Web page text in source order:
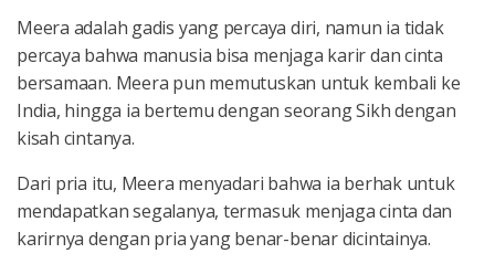
Meera adalah gadis yang percaya diri, namun ia tidak
percaya bahwa manusia bisa menjaga karir dan cinta
bersamaan. Meera pun memutuskan untuk kembali ke
India, hingga ia bertemu dengan seorang Sikh dengan
kisah cintanya.
Dari pria itu, Meera menyadari bahwa ia berhak untuk
mendapatkan segalanya, termasuk menjaga cinta dan
karirnya dengan pria yang benar-benar dicintainya.